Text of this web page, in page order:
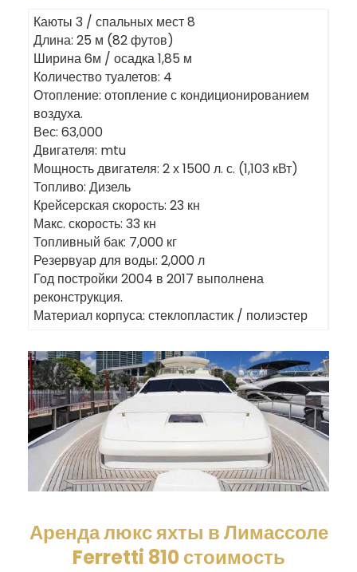
Каюты 3 / спальных мест 8
Длина: 25 м (82 футов)
Ширина 6м / осадка 1,85 м
Количество туалетов: 4
Отопление: отопление с кондиционированием
воздуха.
Вес: 63,000
Двигателя: mtu
Мощность двигателя: 2 х 1500 л. с. (1,103 кВт)
Топливо: Дизель
Крейсерская скорость: 23 кн
Макс. скорость: 33 кн
Топливный бак: 7,000 кг
Резервуар для воды: 2,000 л
Год постройки 2004 в 2017 выполнена
реконструкция.
Материал корпуса: стеклопластик / полиэстер
Аренда люкс яхты в Лимассоле
Ferretti 810 стоимость